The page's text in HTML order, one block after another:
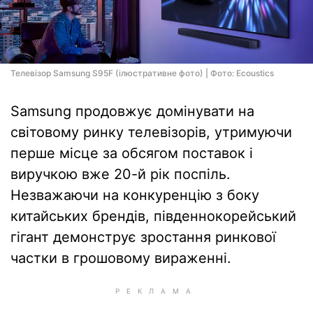
Телевізор Samsung S95F (ілюстративне фото) | Фото: Ecoustics
Samsung продовжує домінувати на
світовому ринку телевізорів, утримуючи
перше місце за обсягом поставок і
виручкою вже 20-й рік поспіль.
Незважаючи на конкуренцію з боку
китайських брендів, південнокорейський
гігант демонструє зростання ринкової
частки в грошовому вираженні.